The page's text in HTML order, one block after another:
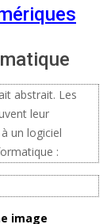
abstrait. Les
leur
un logiciel
:
image